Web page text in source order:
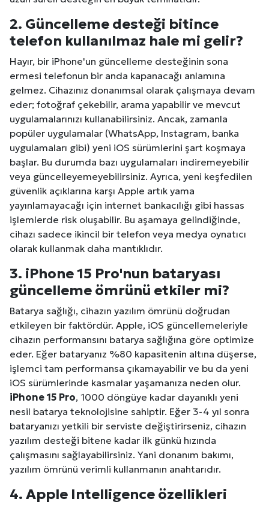
2. Güncelleme desteği bitince
telefon kullanılmaz hale mi gelir?
Hayır, bir iPhone'un güncelleme desteğinin sona
ermesi telefonun bir anda kapanacağı anlamına
gelmez. Cihazınız donanımsal olarak çalışmaya devam
eder; fotoğraf çekebilir, arama yapabilir ve mevcut
uygulamalarınızı kullanabilirsiniz. Ancak, zamanla
popüler uygulamalar (WhatsApp, Instagram, banka
uygulamaları gibi) yeni iOS sürümlerini şart koşmaya
başlar. Bu durumda bazı uygulamaları indiremeyebilir
veya güncelleyemeyebilirsiniz. Ayrıca, yeni keşfedilen
güvenlik açıklarına karşı Apple artık yama
yayınlamayacağı için internet bankacılığı gibi hassas
işlemlerde risk oluşabilir. Bu aşamaya gelindiğinde,
cihazı sadece ikincil bir telefon veya medya oynatıcı
olarak kullanmak daha mantıklıdır.
3. iPhone 15 Pro'nun bataryası
güncelleme ömrünü etkiler mi?
Batarya sağlığı, cihazın yazılım ömrünü doğrudan
etkileyen bir faktördür. Apple, iOS güncellemeleriyle
cihazın performansını batarya sağlığına göre optimize
eder. Eğer bataryanız %80 kapasitenin altına düşerse,
işlemci tam performansa çıkamayabilir ve bu da yeni
iOS sürümlerinde kasmalar yaşamanıza neden olur.
iPhone 15 Pro, 1000 döngüye kadar dayanıklı yeni
nesil batarya teknolojisine sahiptir. Eğer 3-4 yıl sonra
bataryanızı yetkili bir serviste değiştirirseniz, cihazın
yazılım desteği bitene kadar ilk günkü hızında
çalışmasını sağlayabilirsiniz. Yani donanım bakımı,
yazılım ömrünü verimli kullanmanın anahtarıdır.
4. Apple Intelligence özellikleri
Kuzu Fileto Seçimi ve Pişirme Önerileri: Yumuşak
Dar Tavanlı Alanlar İçin Oval Hava Kanalı Avantajları